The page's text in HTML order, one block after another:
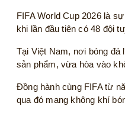
FIFA World Cup 2026 là
khi lần đầu tiên có 48 đội
Tại Việt Nam, nơi bóng đá
sản phẩm, vừa hòa vào
Đồng hành cùng FIFA từ
qua đó mang không khí